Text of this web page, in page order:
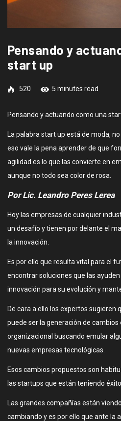
Pensando y
start up
520 5 minutes read
Pensando y actuando como una
La palabra start up está de moda,
eso vale la pena aprender de que
agilidad es lo que las convierte en
aunque no todo sea color de rosa.
Por Lic. Leandro Peres Lerea
Hoy las empresas de cualquier
un desafío y tienen por delante el
la innovación.
Es por ello que resulta vital para el
encontrar soluciones que las
innovación para su evolución y
De cara a ello los expertos sugieren
puede ser la generación de
organizacional buscando emular
nuevas empresas tecnológicas.
Esos cambios propuestos son
las startups que están teniendo
Las grandes compañías están
cambiando y es por ello que ante la